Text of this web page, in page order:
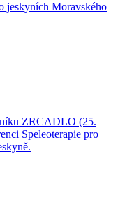
jeskyních Moravského
ZRCADLO (25.
Speleoterapie pro